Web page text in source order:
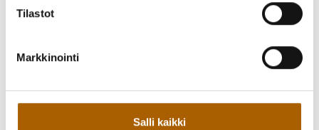
Tilastot
Markkinointi
Salli kaikki
Kahvitarjoilu